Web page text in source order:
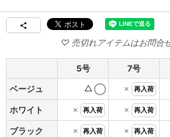
5号 7号
ベージュ
△ × 再入荷
ホワイト × 再入荷 × 再入荷
ブラック × 再入荷 × 再入荷